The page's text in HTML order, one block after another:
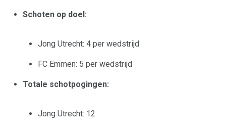
Schoten op doel:
Jong Utrecht: 4 per wedstrijd
FC Emmen: 5 per wedstrijd
Totale schotpogingen:
Jong Utrecht: 12